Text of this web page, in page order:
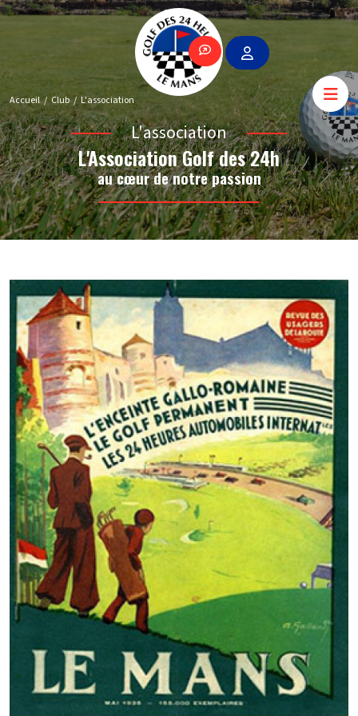
Accueil Club L'association
L'association
L'Association Golf des 24h
au cœur de notre passion